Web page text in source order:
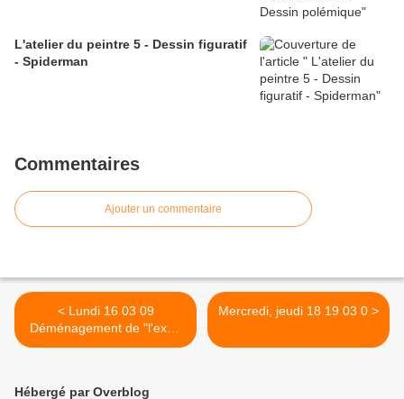
L'atelier du peintre 5 - Dessin figuratif
- Spiderman
Commentaires
Ajouter un commentaire
< Lundi 16 03 09
Déménagement de "l'expo
d'Yerres"
Mercredi, jeudi 18 19 03 0 >
Hébergé par Overblog